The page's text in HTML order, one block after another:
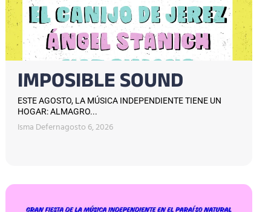
IMPOSIBLE SOUND
ESTE AGOSTO, LA MÚSICA INDEPENDIENTE TIENE UN
HOGAR: ALMAGRO...
Isma Defernagosto 6, 2026